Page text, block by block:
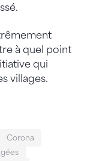
à quel point
qui
villages.
Corona